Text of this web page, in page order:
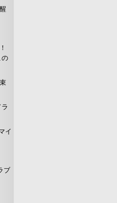
の
イ
ブ